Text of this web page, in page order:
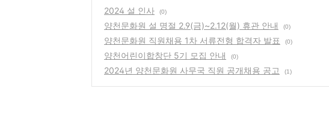
2024 설 인사 (0)
양천문화원 설 명절 2.9(금)~2.12(월) 휴관 안내 (0)
양천문화원 직원채용 1차 서류전형 합격자 발표 (0)
양천어린이합창단 5기 모집 안내 (0)
2024년 양천문화원 사무국 직원 공개채용 공고 (1)